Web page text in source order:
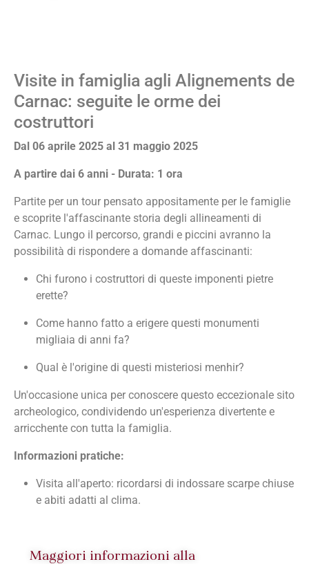
Visite in famiglia agli Alignements de
Carnac: seguite le orme dei
costruttori
Dal 06 aprile 2025 al 31 maggio 2025
A partire dai 6 anni - Durata: 1 ora
Partite per un tour pensato appositamente per le famiglie
e scoprite l'affascinante storia degli allineamenti di
Carnac. Lungo il percorso, grandi e piccini avranno la
possibilità di rispondere a domande affascinanti:
Chi furono i costruttori di queste imponenti pietre
erette?
Come hanno fatto a erigere questi monumenti
migliaia di anni fa?
Qual è l'origine di questi misteriosi menhir?
Un'occasione unica per conoscere questo eccezionale sito
archeologico, condividendo un'esperienza divertente e
arricchente con tutta la famiglia.
Informazioni pratiche:
Visita all'aperto: ricordarsi di indossare scarpe chiuse
e abiti adatti al clima.
Maggiori informazioni alla